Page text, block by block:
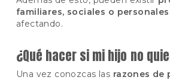
familiares, sociales o personales
afectando.
¿Qué hacer si mi hijo no
Una vez conozcas las razones de